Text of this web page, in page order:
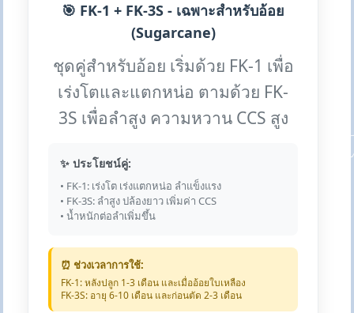
🎯 FK-1 + FK-3S - เฉพาะสำหรับอ้อย
(Sugarcane)
ชุดคู่สำหรับอ้อย เริ่มด้วย FK-1 เพื่อ
เร่งโตและแตกหน่อ ตามด้วย FK-
3S เพื่อลำสูง ความหวาน CCS สูง
✨ ประโยชน์คู่:
• FK-1: เร่งโต เร่งแตกหน่อ ลำแข็งแรง
• FK-3S: ลำสูง ปล้องยาว เพิ่มค่า CCS
• น้ำหนักต่อลำเพิ่มขึ้น
⏰ ช่วงเวลาการใช้:
FK-1: หลังปลูก 1-3 เดือน และเมื่ออ้อยใบเหลือง
FK-3S: อายุ 6-10 เดือน และก่อนตัด 2-3 เดือน